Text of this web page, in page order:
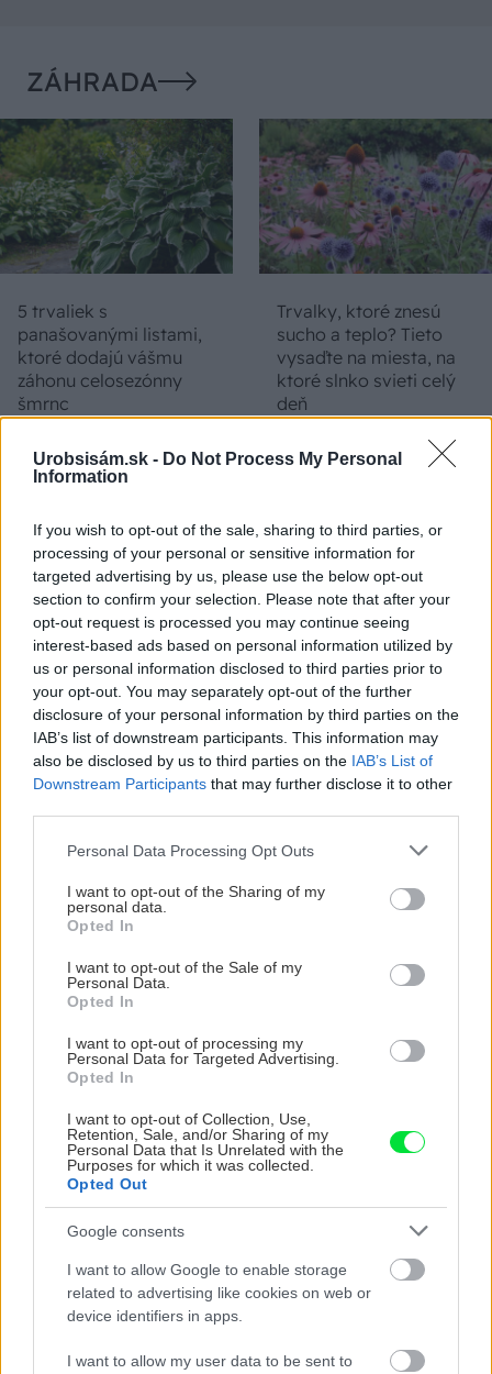
Urobsisám.sk - Do Not Process My Personal
Information
If you wish to opt-out of the sale, sharing to third parties, or
processing of your personal or sensitive information for
targeted advertising by us, please use the below opt-out
section to confirm your selection. Please note that after your
opt-out request is processed you may continue seeing
interest-based ads based on personal information utilized by
us or personal information disclosed to third parties prior to
your opt-out. You may separately opt-out of the further
disclosure of your personal information by third parties on the
IAB’s list of downstream participants. This information may
also be disclosed by us to third parties on the IAB’s List of
Downstream Participants that may further disclose it to other
Please note that this website/app uses one or more Google
not limited to your visit or usage behaviour. You may click to
grant or deny consent to Google and its third-party tags to
use your data for below specified purposes in below Google
consent section.
Personal Data Processing Opt Outs
I want to opt-out of the Sharing of my
personal data.
Opted In
I want to opt-out of the Sale of my
Personal Data.
Opted In
I want to opt-out of processing my
Personal Data for Targeted Advertising.
Opted In
I want to opt-out of Collection, Use,
Retention, Sale, and/or Sharing of my
Personal Data that Is Unrelated with the
Purposes for which it was collected.
Opted Out
Google consents
I want to allow Google to enable storage
related to advertising like cookies on web or
device identifiers in apps.
I want to allow my user data to be sent to
ZÁHRADA
5 trvaliek s
panašovanými listami,
ktoré dodajú vášmu
záhonu celosezónny
šmrnc
Trvalky, ktoré znesú
sucho a teplo? Tieto
vysaďte na miesta, na
ktoré slnko svieti celý
deň
Nemusí to byť len
levanduľa! 7 fialových
krások, ktoré rozžiaria
vašu záhradu
Môže aspirín zachrániť
ochabnuté izbové
rastliny? Pravda vás
možno prekvapí
Na Morave prerobila
starú chalupu na
nepoznanie: Keď
že nie ste v Toskánsku
S motorovou pílou sa
dokáže aj podpísať.
montovaný domček v
duchu tradícií